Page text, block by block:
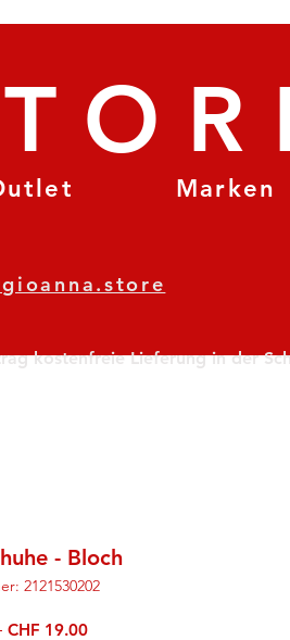
Marken
kostenfreie Lieferung in der
- Bloch
2121530202
Standardpreis
CHF 19.00Sale-